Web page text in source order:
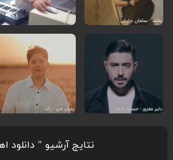
نتایج آرشیو " دانلود